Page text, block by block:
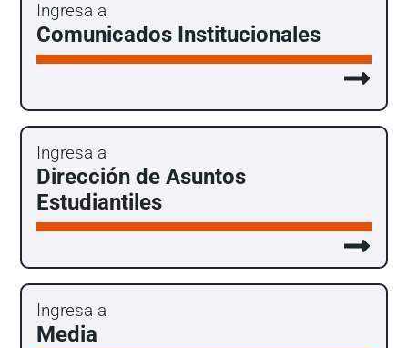
Ingresa a
Comunicados Institucionales
Ingresa a
Dirección de Asuntos
Estudiantiles
Ingresa a
Media